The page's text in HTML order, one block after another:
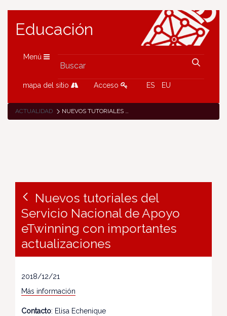
Educación
Menú
mapa del sitio Acceso ES EU
ACTUALIDAD NUEVOS TUTORIALES DEL SERVICIO NACIONAL DE APOYO ETWINNING CON IMPORTANTES ACTUALIZACIONES
Nuevos tutoriales del
Servicio Nacional de Apoyo
eTwinning con importantes
actualizaciones
2018/12/21
Más información
Contacto: Elisa Echenique